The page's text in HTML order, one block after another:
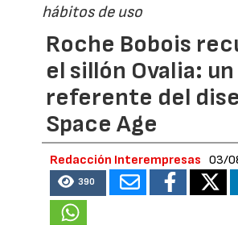
hábitos de uso
Roche Bobois
el sillón Ovalia: un
referente del
Space Age
Redacción Interempresas 03/
390